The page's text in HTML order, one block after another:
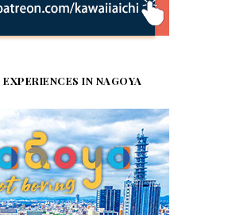
IN NAGOYA